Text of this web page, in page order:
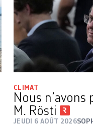
CLIMAT
Nous n’avons
M. Rösti
JEUDI 6 AOÛT 2026